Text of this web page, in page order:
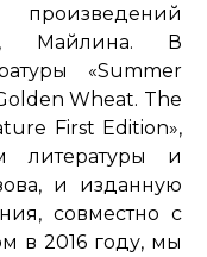
произведений
Майлина. В
«Summer
Wheat. The
First Edition»,
литературы и
и изданную
совместно с
в 2016 году, мы